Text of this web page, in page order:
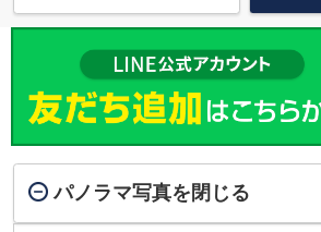
パノラマ写真を閉じる